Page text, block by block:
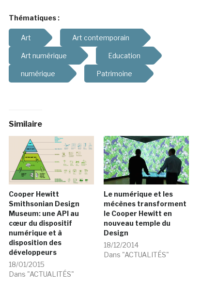
Thématiques :
Art Art contemporain
Art numérique Education
numérique Patrimoine
Similaire
Cooper Hewitt
Smithsonian Design
Museum: une API au
cœur du dispositif
numérique et à
disposition des
développeurs
18/01/2015
Dans "ACTUALITÉS"
Le numérique et les
mécènes transforment
le Cooper Hewitt en
nouveau temple du
Design
18/12/2014
Dans "ACTUALITÉS"